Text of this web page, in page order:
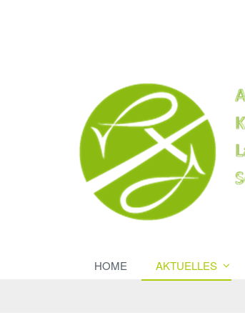
HOME AKTUELLES